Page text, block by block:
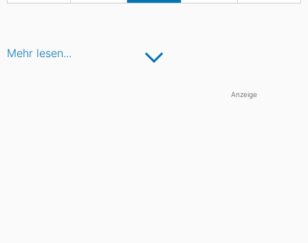
Mehr lesen...
Anzeige